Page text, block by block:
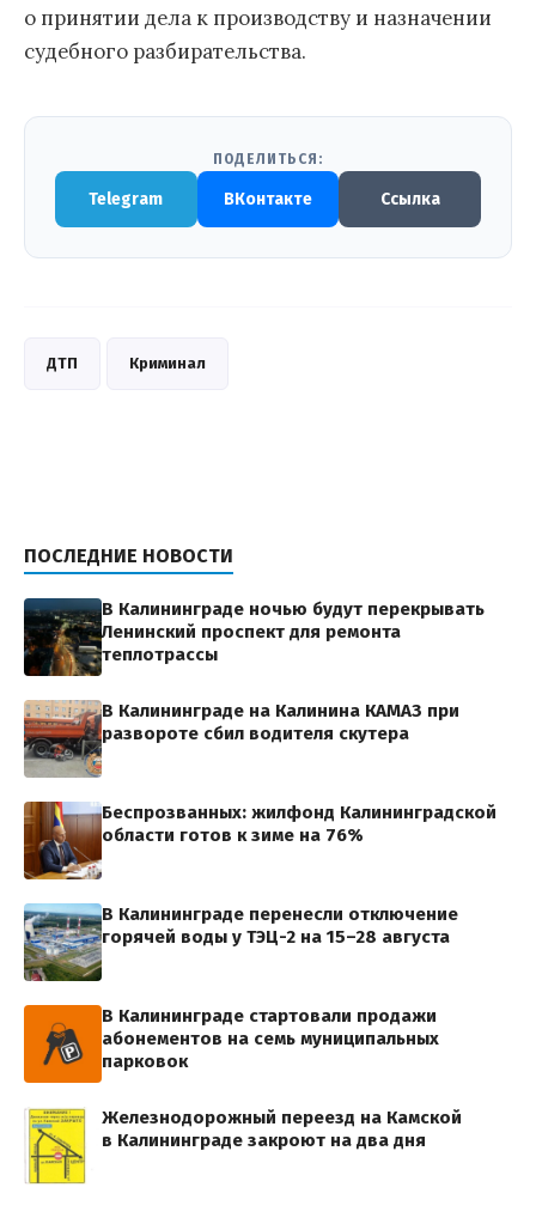
о принятии дела к производству и назначении
судебного разбирательства.
ПОДЕЛИТЬСЯ:
Telegram ВКонтакте Ссылка
ДТП Криминал
ПОСЛЕДНИЕ НОВОСТИ
В Калининграде ночью будут перекрывать
Ленинский проспект для ремонта
теплотрассы
В Калининграде на Калинина КАМАЗ при
развороте сбил водителя скутера
Беспрозванных: жилфонд Калининградской
области готов к зиме на 76%
В Калининграде перенесли отключение
горячей воды у ТЭЦ-2 на 15–28 августа
В Калининграде стартовали продажи
абонементов на семь муниципальных
парковок
Железнодорожный переезд на Камской
в Калининграде закроют на два дня